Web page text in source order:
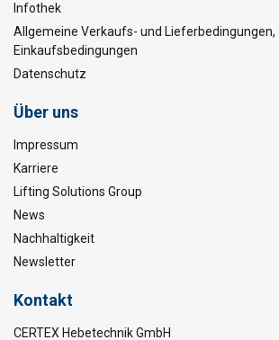
Infothek
Allgemeine Verkaufs- und Lieferbedingungen,
Einkaufsbedingungen
Datenschutz
Über uns
Impressum
Karriere
Lifting Solutions Group
News
Nachhaltigkeit
Newsletter
Kontakt
CERTEX Hebetechnik GmbH